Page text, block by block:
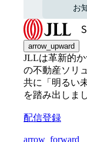
お
arrow_upward
JLLは革新的
の不動産ソリ
共に「明るい
を踏み出しま
配信登録
arrow_forward